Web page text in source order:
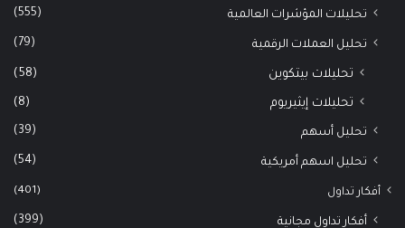
تحليلات المؤشرات العالمية (555)
تحليل العملات الرقمية (79)
تحليلات بيتكوين (58)
تحليلات إيثيريوم (8)
تحليل أسهم (39)
تحليل اسهم أمريكية (54)
أفكار تداول (401)
أفكار تداول مجانية (399)